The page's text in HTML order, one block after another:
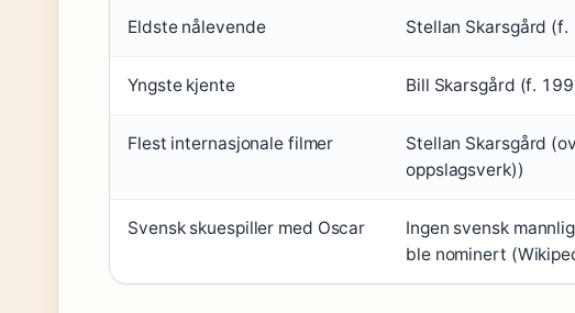
Eldste nålevende Stellan Skarsgård
Yngste kjente Bill Skarsgård (f.
Flest internasjonale filmer
Stellan Skarsgård
oppslagsverk))
Svensk skuespiller med Oscar
Ingen svensk
ble nominert